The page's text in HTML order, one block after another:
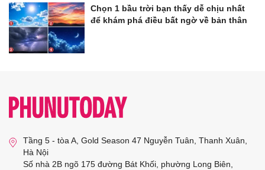
Chọn 1 bầu trời bạn thấy dễ chịu nhất
để khám phá điều bất ngờ về bản thân
Tầng 5 - tòa A, Gold Season 47 Nguyễn Tuân, Thanh Xuân,
Hà Nội
Số nhà 2B ngõ 175 đường Bát Khối, phường Long Biên,